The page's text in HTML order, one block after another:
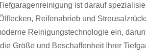
ist darauf
Reifenabrieb und
Reinigungstechnologie ein,
Größe und Beschaffenheit Ihrer